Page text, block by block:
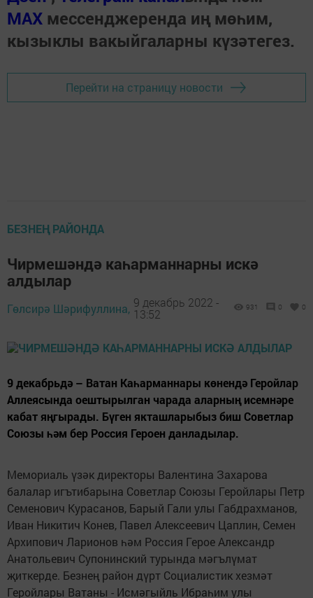
МАХ мессенджеренда иң мөһим,
кызыклы вакыйгаларны күзәтегез.
Перейти на страницу новости
БЕЗНЕҢ РАЙОНДА
Чирмешәндә каһарманнарны искә
алдылар
Гөлсирә Шәрифуллина, 9 декабрь 2022 -
13:52
931 0 0
9 декабрьдә – Ватан Каһарманнары көнендә Геройлар
Аллеясында оештырылган чарада аларның исемнәре
кабат яңгырады. Бүген якташларыбыз биш Советлар
Союзы һәм бер Россия Героен данладылар.
Мемориаль үзәк директоры Валентина Захарова
балалар игътибарына Советлар Союзы Геройлары Петр
Семенович Курасанов, Барый Гали улы Габдрахманов,
Иван Никитич Конев, Павел Алексеевич Цаплин, Семен
Архипович Ларионов һәм Россия Герое Александр
Анатольевич Супонинский турында мәгълүмат
җиткерде. Безнең район дүрт Социалистик хезмәт
Геройлары Ватаны - Исмәгыйль Ибраһим улы